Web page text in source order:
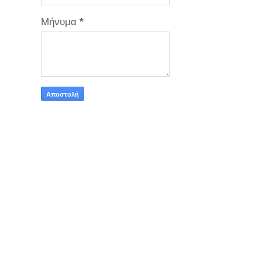
Μήνυμα *